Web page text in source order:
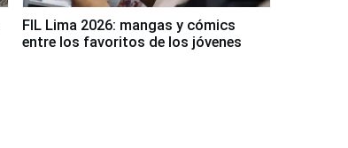
FIL Lima 2026: mangas y cómics
entre los favoritos de los jóvenes